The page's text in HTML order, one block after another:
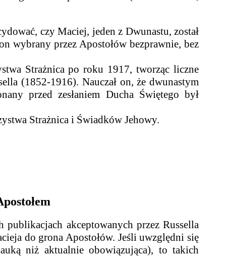
czy Maciej, jeden z Dwunastu, został
wybrany przez Apostołów bezprawnie, bez
Strażnica po roku 1917, tworząc liczne
(1852-1916). Nauczał on, że dwunastym
przed zesłaniem Ducha Świętego był
Strażnica i Świadków Jehowy.
akceptowanych przez Russella
do grona Apostołów. Jeśli uwzględni się
niż aktualnie obowiązująca), to takich